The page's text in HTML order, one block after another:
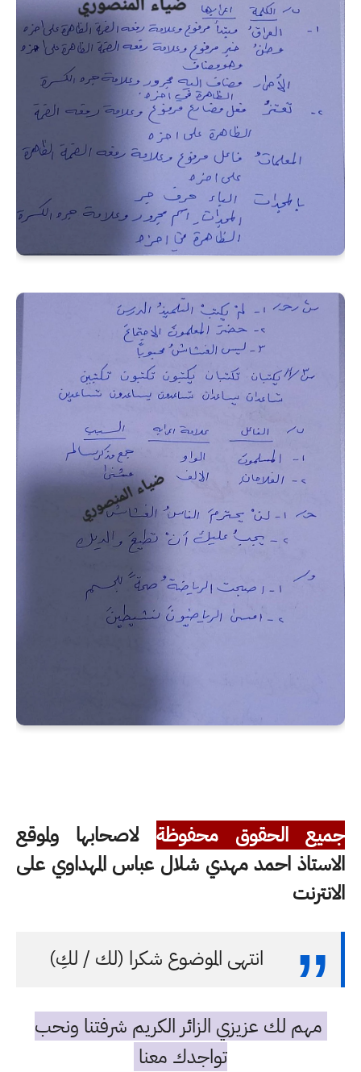
جميع الحقوق محفوظة لاصحابها ولموقع
الاستاذ احمد مهدي شلال عباس المهداوي على
الانترنت
انتهى الموضوع شكرا (لك / لكِ)
مهم لك عزيزي الزائر الكريم شرفتنا ونحب
تواجدك معنا